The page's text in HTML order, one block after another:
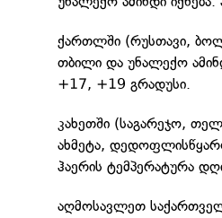
ქართლში (რუსთავი,
თბილი და უნალექო
+17, +19 გრადუსი.
კახეთში (საგარეჯო,
ახმეტა,
ჰაერის ტემპერატურა
აღმოსავლეთ